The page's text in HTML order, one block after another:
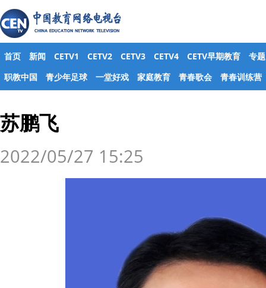
首页 新闻 CETV1 CETV2 CETV3 CETV4 CETV早期教育
专题
职教中国
青少年足球 一堂好戏 家庭教育 青春歌会 青春训练营
苏鹏飞
2022/05/27 15:25